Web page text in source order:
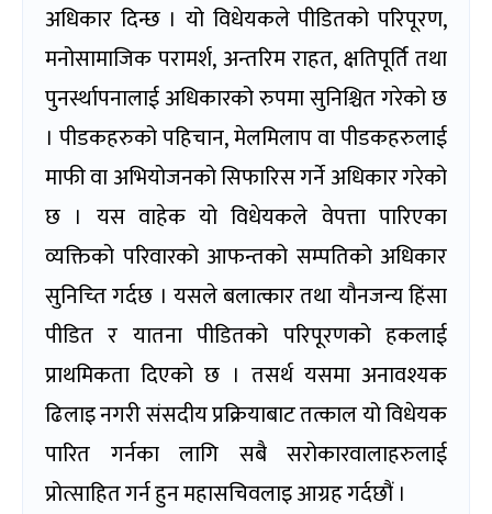
अधिकार दिन्छ । यो विधेयकले पीडितको परिपूरण,
मनोसामाजिक परामर्श, अन्तरिम राहत, क्षतिपूर्ति तथा
पुनर्स्थापनालाई अधिकारको रुपमा सुनिश्चित गरेको छ
। पीडकहरुको पहिचान, मेलमिलाप वा पीडकहरुलाई
माफी वा अभियोजनको सिफारिस गर्ने अधिकार गरेको
छ । यस वाहेक यो विधेयकले वेपत्ता पारिएका
व्यक्तिको परिवारको आफन्तको सम्पतिको अधिकार
सुनिच्ति गर्दछ । यसले बलात्कार तथा यौनजन्य हिंसा
पीडित र यातना पीडितको परिपूरणको हकलाई
प्राथमिकता दिएको छ । तसर्थ यसमा अनावश्यक
ढिलाइ नगरी संसदीय प्रक्रियाबाट तत्काल यो विधेयक
पारित गर्नका लागि सबै सरोकारवालाहरुलाई
प्रोत्साहित गर्न हुन महासचिवलाइ आग्रह गर्दछौं ।